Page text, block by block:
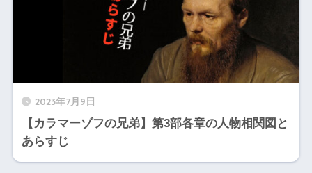
2023年7月9日
【カラマーゾフの兄弟】第3部各章の人物相関図と
あらすじ